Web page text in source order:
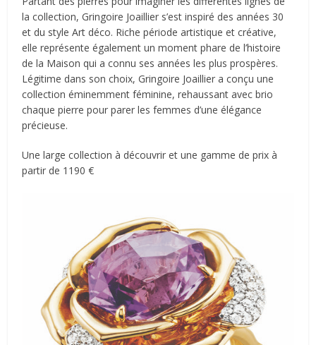
la collection, Gringoire Joaillier s’est inspiré des années 30
et du style Art déco. Riche période artistique et créative,
elle représente également un moment phare de l’histoire
de la Maison qui a connu ses années les plus prospères.
Légitime dans son choix, Gringoire Joaillier a conçu une
collection éminemment féminine, rehaussant avec brio
chaque pierre pour parer les femmes d’une élégance
précieuse.
Une large collection à découvrir et une gamme de prix à
partir de 1190 €